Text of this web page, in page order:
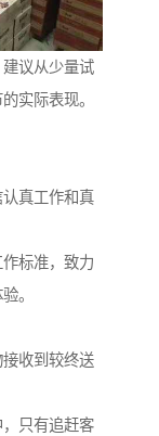
议从少量试
实际表现。
真工作和真
标准，致力
。
收到较终送
只有追赶客